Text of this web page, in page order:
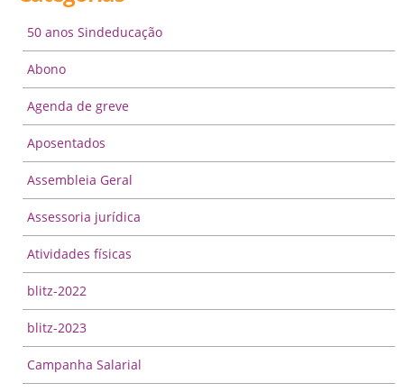
50 anos Sindeducação
Abono
Agenda de greve
Aposentados
Assembleia Geral
Assessoria jurídica
Atividades físicas
blitz-2022
blitz-2023
Campanha Salarial